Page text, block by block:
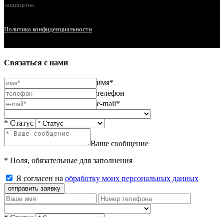
защищены.
Политика конфиденциальности
Связаться с нами
имя*
телефон
e-mail*
* Статус
Ваше сообщение
* Поля, обязательные для заполнения
Я согласен на обработку моих персональных данных
отправить заявку